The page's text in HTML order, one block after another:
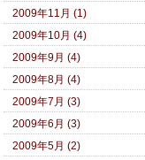
2009年11月 (1)
2009年10月 (4)
2009年9月 (4)
2009年8月 (4)
2009年7月 (3)
2009年6月 (3)
2009年5月 (2)